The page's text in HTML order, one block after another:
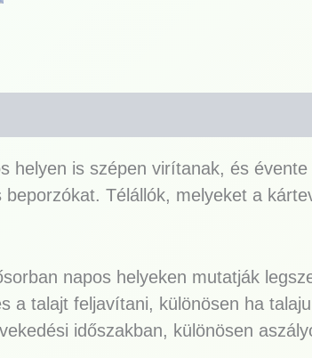
helyen is szépen virítanak, és
Télállók, melyeket a
napos helyeken mutatják
a talajt feljavítani, különösen ha
időszakban, különösen